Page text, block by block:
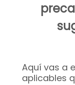
Aquí vas a
aplicables